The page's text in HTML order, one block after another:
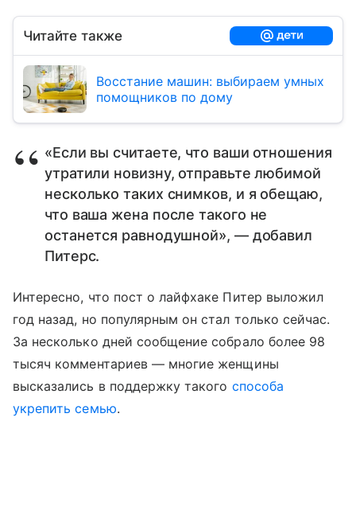
Читайте также
Восстание машин: выбираем умных
помощников по дому
«Если вы считаете, что ваши отношения
утратили новизну, отправьте любимой
несколько таких снимков, и я обещаю,
что ваша жена после такого не
останется равнодушной», — добавил
Питерс.
Интересно, что пост о лайфхаке Питер выложил
год назад, но популярным он стал только сейчас.
За несколько дней сообщение собрало более 98
тысяч комментариев — многие женщины
высказались в поддержку такого способа
укрепить семью.